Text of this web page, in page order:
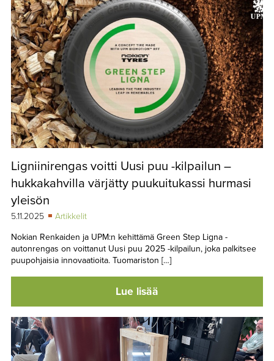
Ligniinirengas voitti Uusi puu -kilpailun –
hukkakahvilla värjätty puukuitukassi hurmasi
yleisön
5.11.2025
Artikkelit
Nokian Renkaiden ja UPM:n kehittämä Green Step Ligna -
autonrengas on voittanut Uusi puu 2025 -kilpailun, joka palkitsee
puupohjaisia innovaatioita. Tuomariston […]
Lue lisää